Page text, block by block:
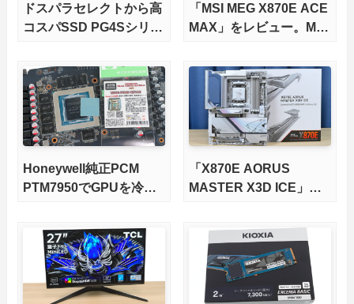
ドスパラセレクトから高
コスパSSD PG4Sシリー
「MSI MEG X870E ACE
MAX」をレビュー。M.2
版X870Eマザーボードを
徹底検証
Honeywell純正PCM
PTM7950でGPUを冷や
「X870E AORUS
MASTER X3D ICE」を
さらに高速にする完全版
X870Eマザーボードを徹
底検証